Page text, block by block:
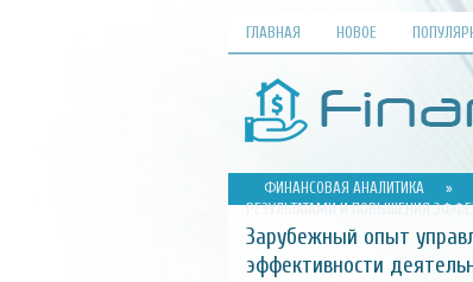
ГЛАВНАЯ НОВОЕ
ФИНАНСОВАЯ АНАЛИТИКА »
РЕЗУЛЬТАТАМИ И ПОВЫШЕНИЯ
Зарубежный опыт
эффективности